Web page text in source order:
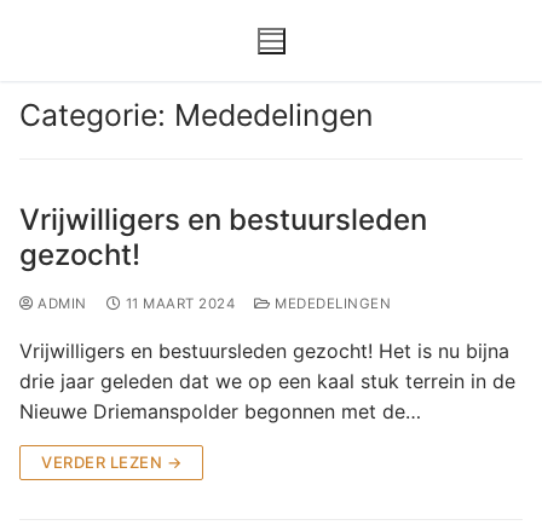
Home
Over ons
Bestuur
Statuten
Actueel
Agenda
Berichten
Media
Foto-archief
Contact
Categorie: Mededelingen
Vrijwilligers en bestuursleden
gezocht!
ADMIN 11 MAART 2024 MEDEDELINGEN
Vrijwilligers en bestuursleden gezocht! Het is nu bijna
drie jaar geleden dat we op een kaal stuk terrein in de
Nieuwe Driemanspolder begonnen met de…
VERDER LEZEN →